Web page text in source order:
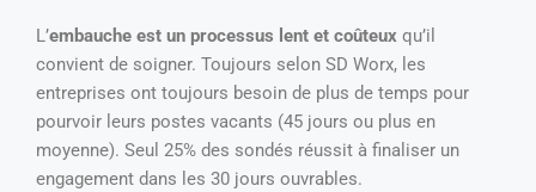
L’embauche est un processus lent et coûteux qu’il
convient de soigner. Toujours selon SD Worx, les
entreprises ont toujours besoin de plus de temps pour
pourvoir leurs postes vacants (45 jours ou plus en
moyenne). Seul 25% des sondés réussit à finaliser un
engagement dans les 30 jours ouvrables.